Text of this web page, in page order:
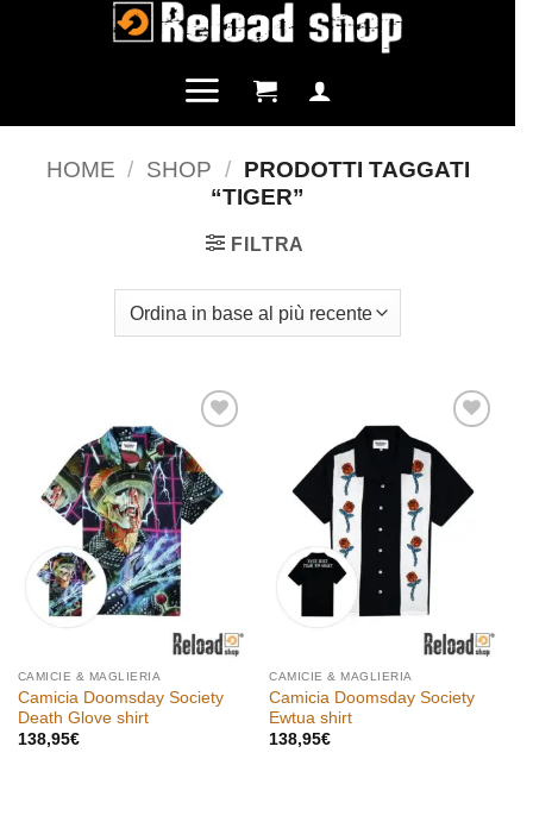
HOME / SHOP / PRODOTTI TAGGATI
“TIGER”
FILTRA
Aggiungi
alla lista
dei
desideri
CAMICIE & MAGLIERIA
Camicia Doomsday Society
Death Glove shirt
138,95€
Aggiungi
alla lista
dei
desideri
CAMICIE & MAGLIERIA
Camicia Doomsday Society
Ewtua shirt
138,95€